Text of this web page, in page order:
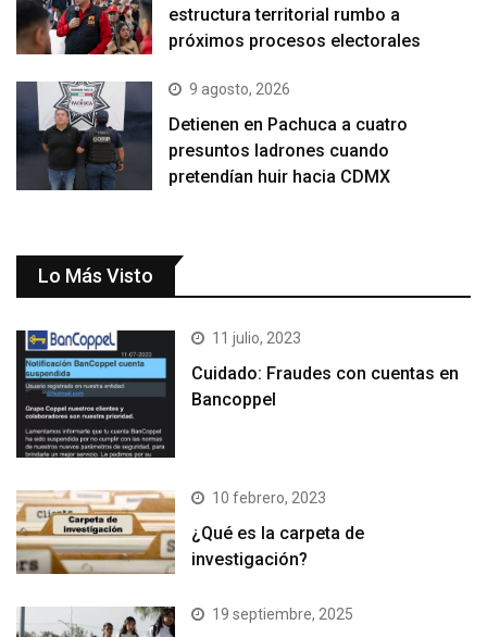
estructura territorial rumbo a
próximos procesos electorales
9 agosto, 2026
Detienen en Pachuca a cuatro
presuntos ladrones cuando
pretendían huir hacia CDMX
Lo Más Visto
11 julio, 2023
Cuidado: Fraudes con cuentas en
Bancoppel
10 febrero, 2023
¿Qué es la carpeta de
investigación?
19 septiembre, 2025